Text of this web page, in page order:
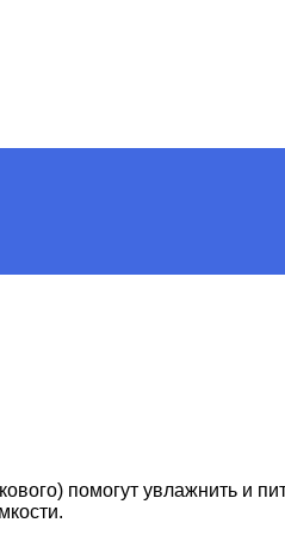
помогут увлажнить и